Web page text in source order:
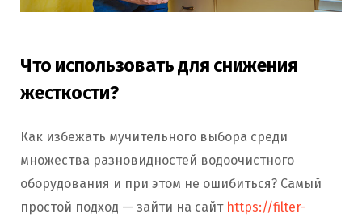
Что использовать для снижения
жесткости?
Как избежать мучительного выбора среди
множества разновидностей водоочистного
оборудования и при этом не ошибиться? Самый
простой подход — зайти на сайт https://filter-